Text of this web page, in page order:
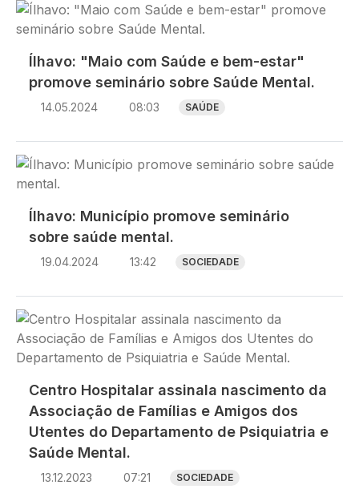
Imagem
Ílhavo: "Maio com Saúde e bem-estar"
promove seminário sobre Saúde Mental.
14.05.2024 08:03 SAÚDE
Imagem
Ílhavo: Município promove seminário
sobre saúde mental.
19.04.2024 13:42 SOCIEDADE
Imagem
Centro Hospitalar assinala nascimento da
Associação de Famílias e Amigos dos
Utentes do Departamento de Psiquiatria e
Saúde Mental.
13.12.2023 07:21 SOCIEDADE